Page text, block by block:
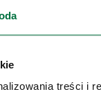
treści i